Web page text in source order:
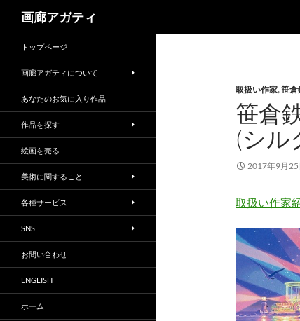
画廊アガティ
取扱い作家,笹倉
笹倉
(シル
2017年9月25
取扱い作家
トップページ
画廊アガティについて
あなたのお気に入り作品
作品を探す
絵画を売る
美術に関すること
各種サービス
SNS
お問い合わせ
ENGLISH
ホーム